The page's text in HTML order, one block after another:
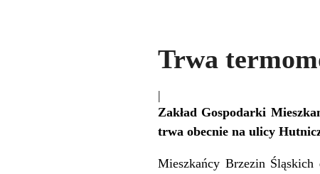
Trwa
|
Zakład Gospodarki
trwa obecnie na ulicy
Mieszkańcy Brzezin